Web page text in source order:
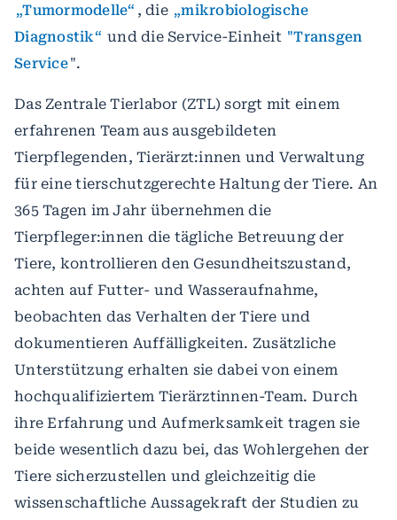
„Tumormodelle“ , die „mikrobiologische
Diagnostik“ und die Service-Einheit "Transgen
Service".
Das Zentrale Tierlabor (ZTL) sorgt mit einem
erfahrenen Team aus ausgebildeten
Tierpflegenden, Tierärzt:innen und Verwaltung
für eine tierschutzgerechte Haltung der Tiere. An
365 Tagen im Jahr übernehmen die
Tierpfleger:innen die tägliche Betreuung der
Tiere, kontrollieren den Gesundheitszustand,
achten auf Futter- und Wasseraufnahme,
beobachten das Verhalten der Tiere und
dokumentieren Auffälligkeiten. Zusätzliche
Unterstützung erhalten sie dabei von einem
hochqualifiziertem Tierärztinnen-Team. Durch
ihre Erfahrung und Aufmerksamkeit tragen sie
beide wesentlich dazu bei, das Wohlergehen der
Tiere sicherzustellen und gleichzeitig die
wissenschaftliche Aussagekraft der Studien zu